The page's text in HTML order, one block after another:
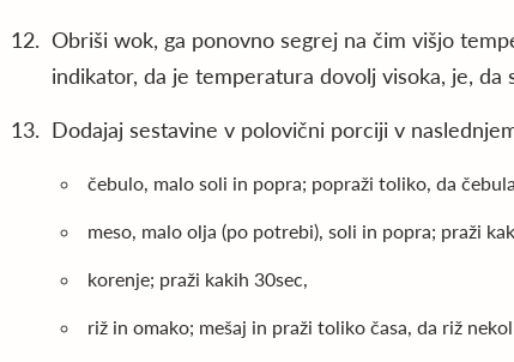
Obriši wok, ga ponovno segrej na čim višjo
indikator, da je temperatura dovolj visoka, je, da
Dodajaj sestavine v polovični porciji v
čebulo, malo soli in popra; popraži toliko, da
meso, malo olja (po potrebi), soli in popra; praži
korenje; praži kakih 30sec,
riž in omako; mešaj in praži toliko časa, da riž